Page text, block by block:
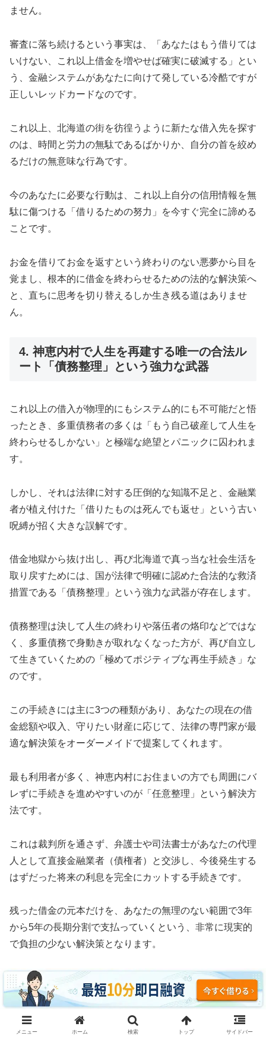
ません。
審査に落ち続けるという事実は、「あなたはもう借りては
いけない、これ以上借金を増やせば確実に破滅する」とい
う、金融システムがあなたに向けて発している冷酷ですが
正しいレッドカードなのです。
これ以上、北海道の街を彷徨うように新たな借入先を探す
のは、時間と労力の無駄であるばかりか、自分の首を絞め
るだけの無意味な行為です。
今のあなたに必要な行動は、これ以上自分の信用情報を無
駄に傷つける「借りるための努力」を今すぐ完全に諦める
ことです。
お金を借りてお金を返すという終わりのない悪夢から目を
覚まし、根本的に借金を終わらせるための法的な解決策へ
と、直ちに思考を切り替えるしか生き残る道はありませ
ん。
4. 神恵内村で人生を再建する唯一の合法ル
ート「債務整理」という強力な武器
これ以上の借入が物理的にもシステム的にも不可能だと悟
ったとき、多重債務者の多くは「もう自己破産して人生を
終わらせるしかない」と極端な絶望とパニックに囚われま
す。
しかし、それは法律に対する圧倒的な知識不足と、金融業
者が植え付けた「借りたものは死んでも返せ」という古い
呪縛が招く大きな誤解です。
借金地獄から抜け出し、再び北海道で真っ当な社会生活を
取り戻すためには、国が法律で明確に認めた合法的な救済
措置である「債務整理」という強力な武器が存在します。
債務整理は決して人生の終わりや落伍者の烙印などではな
く、多重債務で身動きが取れなくなった方が、再び自立し
て生きていくための「極めてポジティブな再生手続き」な
のです。
この手続きには主に3つの種類があり、あなたの現在の借
金総額や収入、守りたい財産に応じて、法律の専門家が最
適な解決策をオーダーメイドで提案してくれます。
最も利用者が多く、神恵内村にお住まいの方でも周囲にバ
レずに手続きを進めやすいのが「任意整理」という解決方
法です。
これは裁判所を通さず、弁護士や司法書士があなたの代理
人として直接金融業者（債権者）と交渉し、今後発生する
はずだった将来の利息を完全にカットする手続きです。
残った借金の元本だけを、あなたの無理のない範囲で3年
から5年の長期分割で支払っていくという、非常に現実的
で負担の少ない解決策となります。
任意整理の最大のメリットは、整理する借金と整理しない
借金を自由に選べるという柔軟性にあります。
例えば、車のローンや住宅ローン、あるいは保証人に迷惑
メニュー ホーム 検索 トップ サイドバー